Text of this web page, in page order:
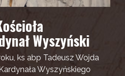
Wyszyński
ks abp Tadeusz Wojda
Wyszyńskiego